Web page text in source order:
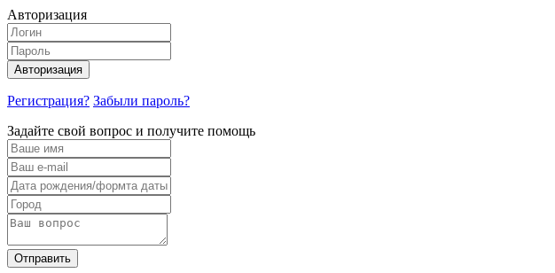
Авторизация
Авторизация
Регистрация? Забыли пароль?
Задайте свой вопрос и получите помощь
Отправить